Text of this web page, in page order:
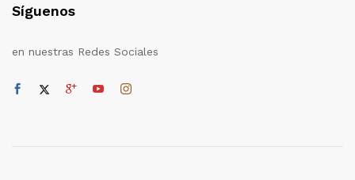
Síguenos
en nuestras Redes Sociales